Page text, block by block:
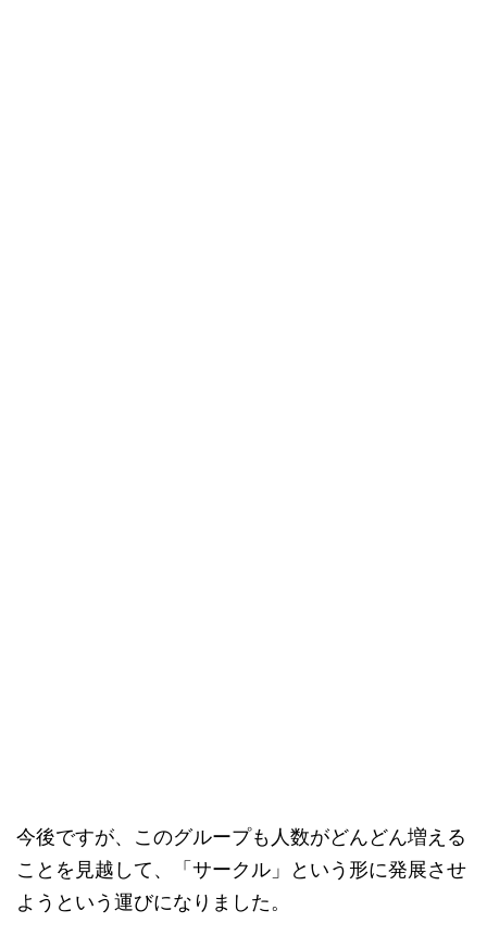
今後ですが、このグループも人数がどんどん増える
ことを見越して、「サークル」という形に発展させ
ようという運びになりました。